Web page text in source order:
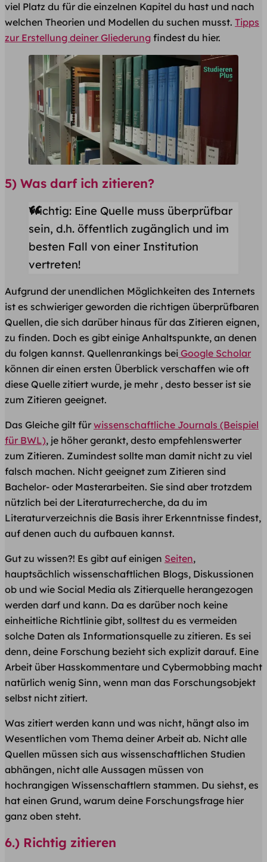
viel Platz du für die einzelnen Kapitel du hast und nach
welchen Theorien und Modellen du suchen musst. Tipps
zur Erstellung deiner Gliederung findest du hier.
5) Was darf ich zitieren?
Wichtig: Eine Quelle muss überprüfbar
sein, d.h. öffentlich zugänglich und im
besten Fall von einer Institution
vertreten!
Aufgrund der unendlichen Möglichkeiten des Internets
ist es schwieriger geworden die ​richtigen überprüfbaren
Quellen, die sich darüber hinaus für das Zitieren eignen,
zu finden. Doch es gibt einige Anhaltspunkte, an denen
du folgen kannst. Quellenrankings bei Google Scholar
können dir einen ersten Überblick verschaffen wie oft
diese Quelle zitiert wurde, je mehr , desto besser ist sie
zum Zitieren geeignet.
Das Gleiche gilt für wissenschaftliche Journals (Beispiel
für BWL), je höher gerankt, desto empfehlenswerter
zum Zitieren. Zumindest sollte man damit nicht zu viel
falsch machen. Nicht geeignet zum Zitieren sind
Bachelor- oder Masterarbeiten. Sie sind aber trotzdem
nützlich bei der Literaturrecherche, da du im
Literaturverzeichnis die Basis ihrer Erkenntnisse findest,
auf denen auch du aufbauen kannst.
Gut zu wissen?! Es gibt auf einigen Seiten,
hauptsächlich wissenschaftlichen Blogs, Diskussionen
ob und wie Social Media als Zitierquelle herangezogen
werden darf und kann. Da es darüber noch keine
einheitliche Richtlinie gibt, solltest du es vermeiden
solche Daten als Informationsquelle zu zitieren. Es sei
denn, deine Forschung bezieht sich explizit darauf. Eine
Arbeit über Hasskommentare und Cybermobbing macht
natürlich wenig Sinn, wenn man das Forschungsobjekt
selbst nicht zitiert.
Was zitiert werden kann und was nicht, hängt also im
Wesentlichen vom Thema deiner Arbeit ab. Nicht alle
Quellen müssen sich aus wissenschaftlichen Studien
abhängen, nicht alle Aussagen müssen von
hochrangigen Wissenschaftlern stammen. Du siehst, es
hat einen Grund, warum deine Forschungsfrage hier
ganz oben steht.
6.) Richtig zitieren